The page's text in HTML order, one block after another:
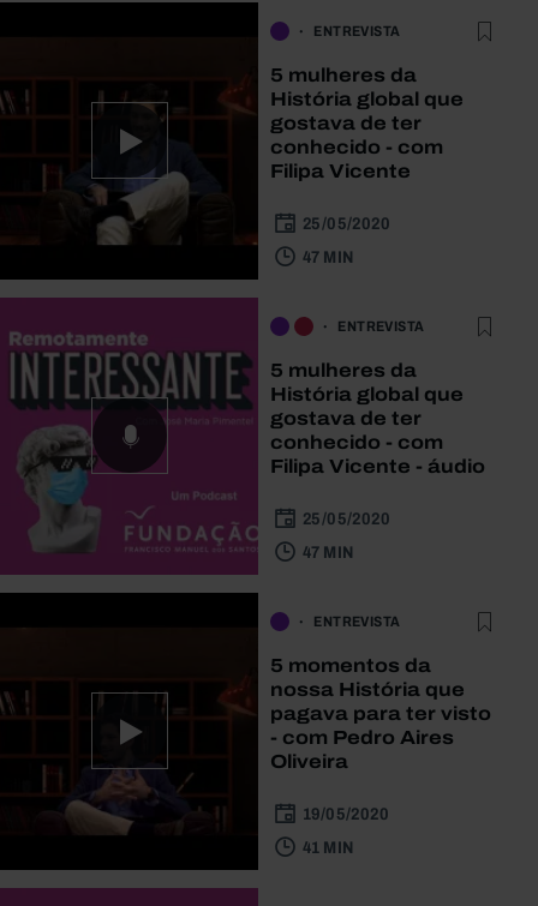
ENTREVISTA
5 mulheres da
História global que
gostava de ter
conhecido - com
Filipa Vicente
25/05/2020
47 MIN
ENTREVISTA
5 mulheres da
História global que
gostava de ter
conhecido - com
Filipa Vicente - áudio
25/05/2020
47 MIN
ENTREVISTA
5 momentos da
nossa História que
pagava para ter visto
- com Pedro Aires
Oliveira
19/05/2020
41 MIN